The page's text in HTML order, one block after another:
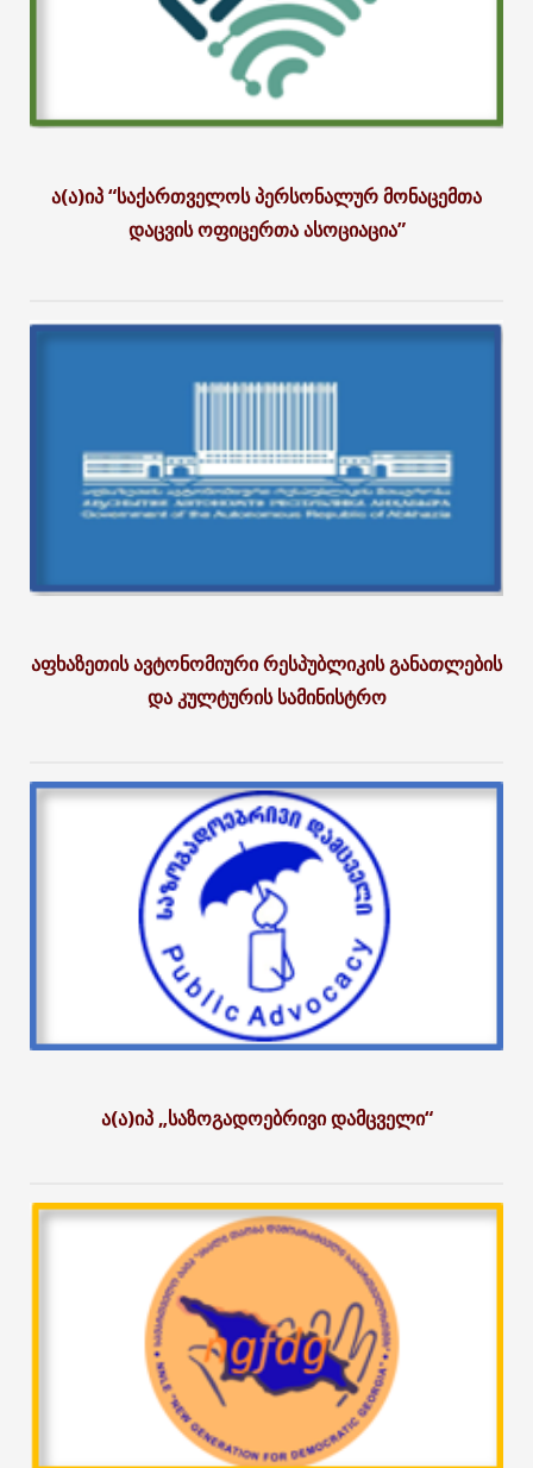
ა(ა)იპ “საქართველოს პერსონალურ მონაცემთა
დაცვის ოფიცერთა ასოციაცია”
აფხაზეთის ავტონომიური რესპუბლიკის განათლების
და კულტურის სამინისტრო
ა(ა)იპ „საზოგადოებრივი დამცველი“